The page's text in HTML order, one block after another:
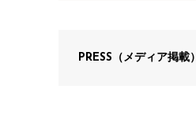
PRESS（メディア掲載）